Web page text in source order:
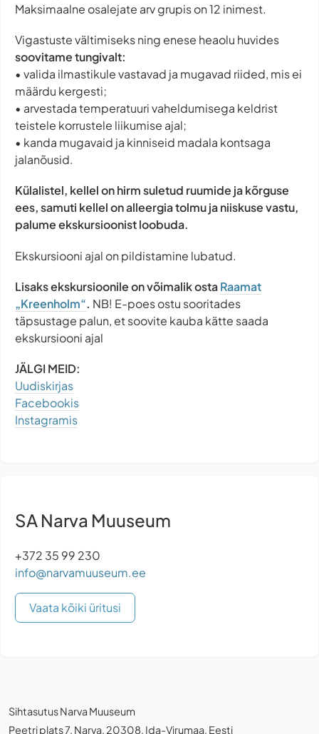
Maksimaalne osalejate arv grupis on 12 inimest.
Vigastuste vältimiseks ning enese heaolu huvides
soovitame tungivalt:
• valida ilmastikule vastavad ja mugavad riided, mis ei
määrdu kergesti;
• arvestada temperatuuri vaheldumisega keldrist
teistele korrustele liikumise ajal;
• kanda mugavaid ja kinniseid madala kontsaga
jalanõusid.
Külalistel, kellel on hirm suletud ruumide ja kõrguse
ees, samuti kellel on alleergia tolmu ja niiskuse vastu,
palume ekskursioonist loobuda.
Ekskursiooni ajal on pildistamine lubatud.
Lisaks ekskursioonile on võimalik ostaRaamat
„Kreenholm“. NB! E-poes ostu sooritades
täpsustage palun, et soovite kauba kätte saada
ekskursiooni ajal
JÄLGI MEID:
Uudiskirjas
Facebookis
Instagramis
SA Narva Muuseum
+372 35 99 230
info@narvamuuseum.ee
Vaata kõiki üritusi
Sihtasutus Narva Muuseum
Peetri plats 7, Narva, 20308, Ida-Virumaa, Eesti